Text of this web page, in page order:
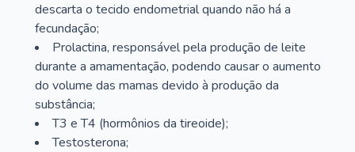
descarta o tecido endometrial quando não há a
fecundação;
Prolactina, responsável pela produção de leite
durante a amamentação, podendo causar o aumento
do volume das mamas devido à produção da
substância;
T3 e T4 (hormônios da tireoide);
Testosterona;